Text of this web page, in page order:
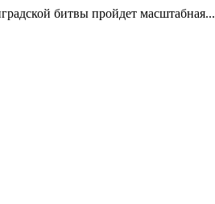
битвы пройдет масштабная...